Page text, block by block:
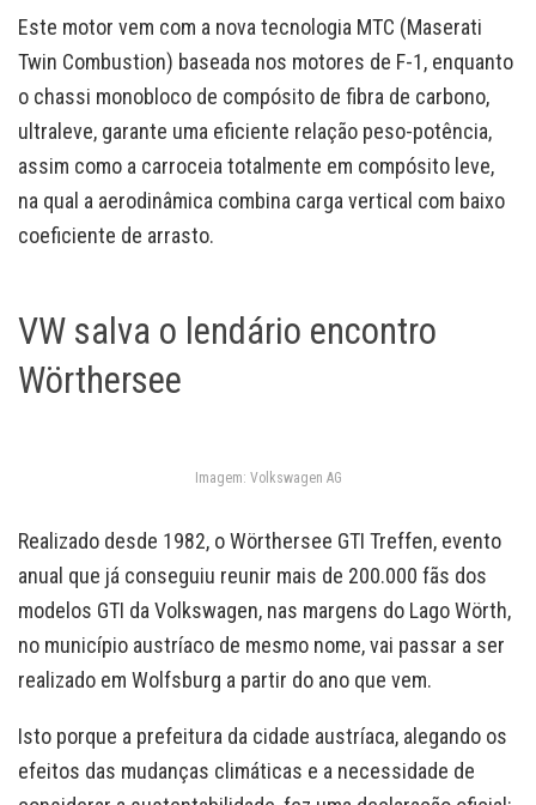
Este motor vem com a nova tecnologia MTC (Maserati
Twin Combustion) baseada nos motores de F-1, enquanto
o chassi monobloco de compósito de fibra de carbono,
ultraleve, garante uma eficiente relação peso-potência,
assim como a carroceia totalmente em compósito leve,
na qual a aerodinâmica combina carga vertical com baixo
coeficiente de arrasto.
VW salva o lendário encontro
Wörthersee
Imagem: Volkswagen AG
Realizado desde 1982, o Wörthersee GTI Treffen, evento
anual que já conseguiu reunir mais de 200.000 fãs dos
modelos GTI da Volkswagen, nas margens do Lago Wörth,
no município austríaco de mesmo nome, vai passar a ser
realizado em Wolfsburg a partir do ano que vem.
Isto porque a prefeitura da cidade austríaca, alegando os
efeitos das mudanças climáticas e a necessidade de